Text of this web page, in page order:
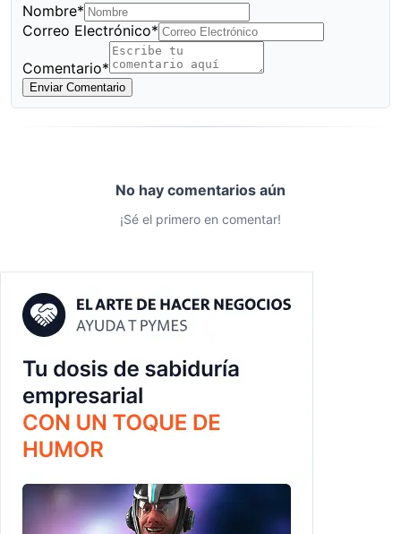
Nombre*
Correo Electrónico*
Comentario*
Enviar Comentario
No hay comentarios aún
¡Sé el primero en comentar!